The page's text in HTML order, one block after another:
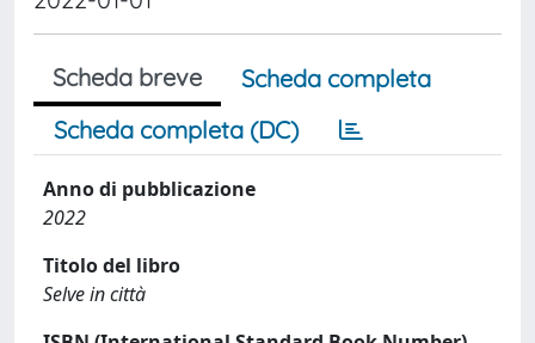
Scheda breve
Scheda completa
Scheda completa (DC)
Anno di pubblicazione
2022
Titolo del libro
Selve in città